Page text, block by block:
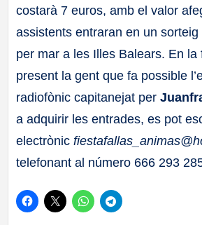
costarà 7 euros, amb el valor
assistents entraran en un
per mar a les Illes Balears. En la
present la gent que fa possible
radiofònic capitanejat per
a adquirir les entrades, es pot
electrònic
telefonant al número 666 293